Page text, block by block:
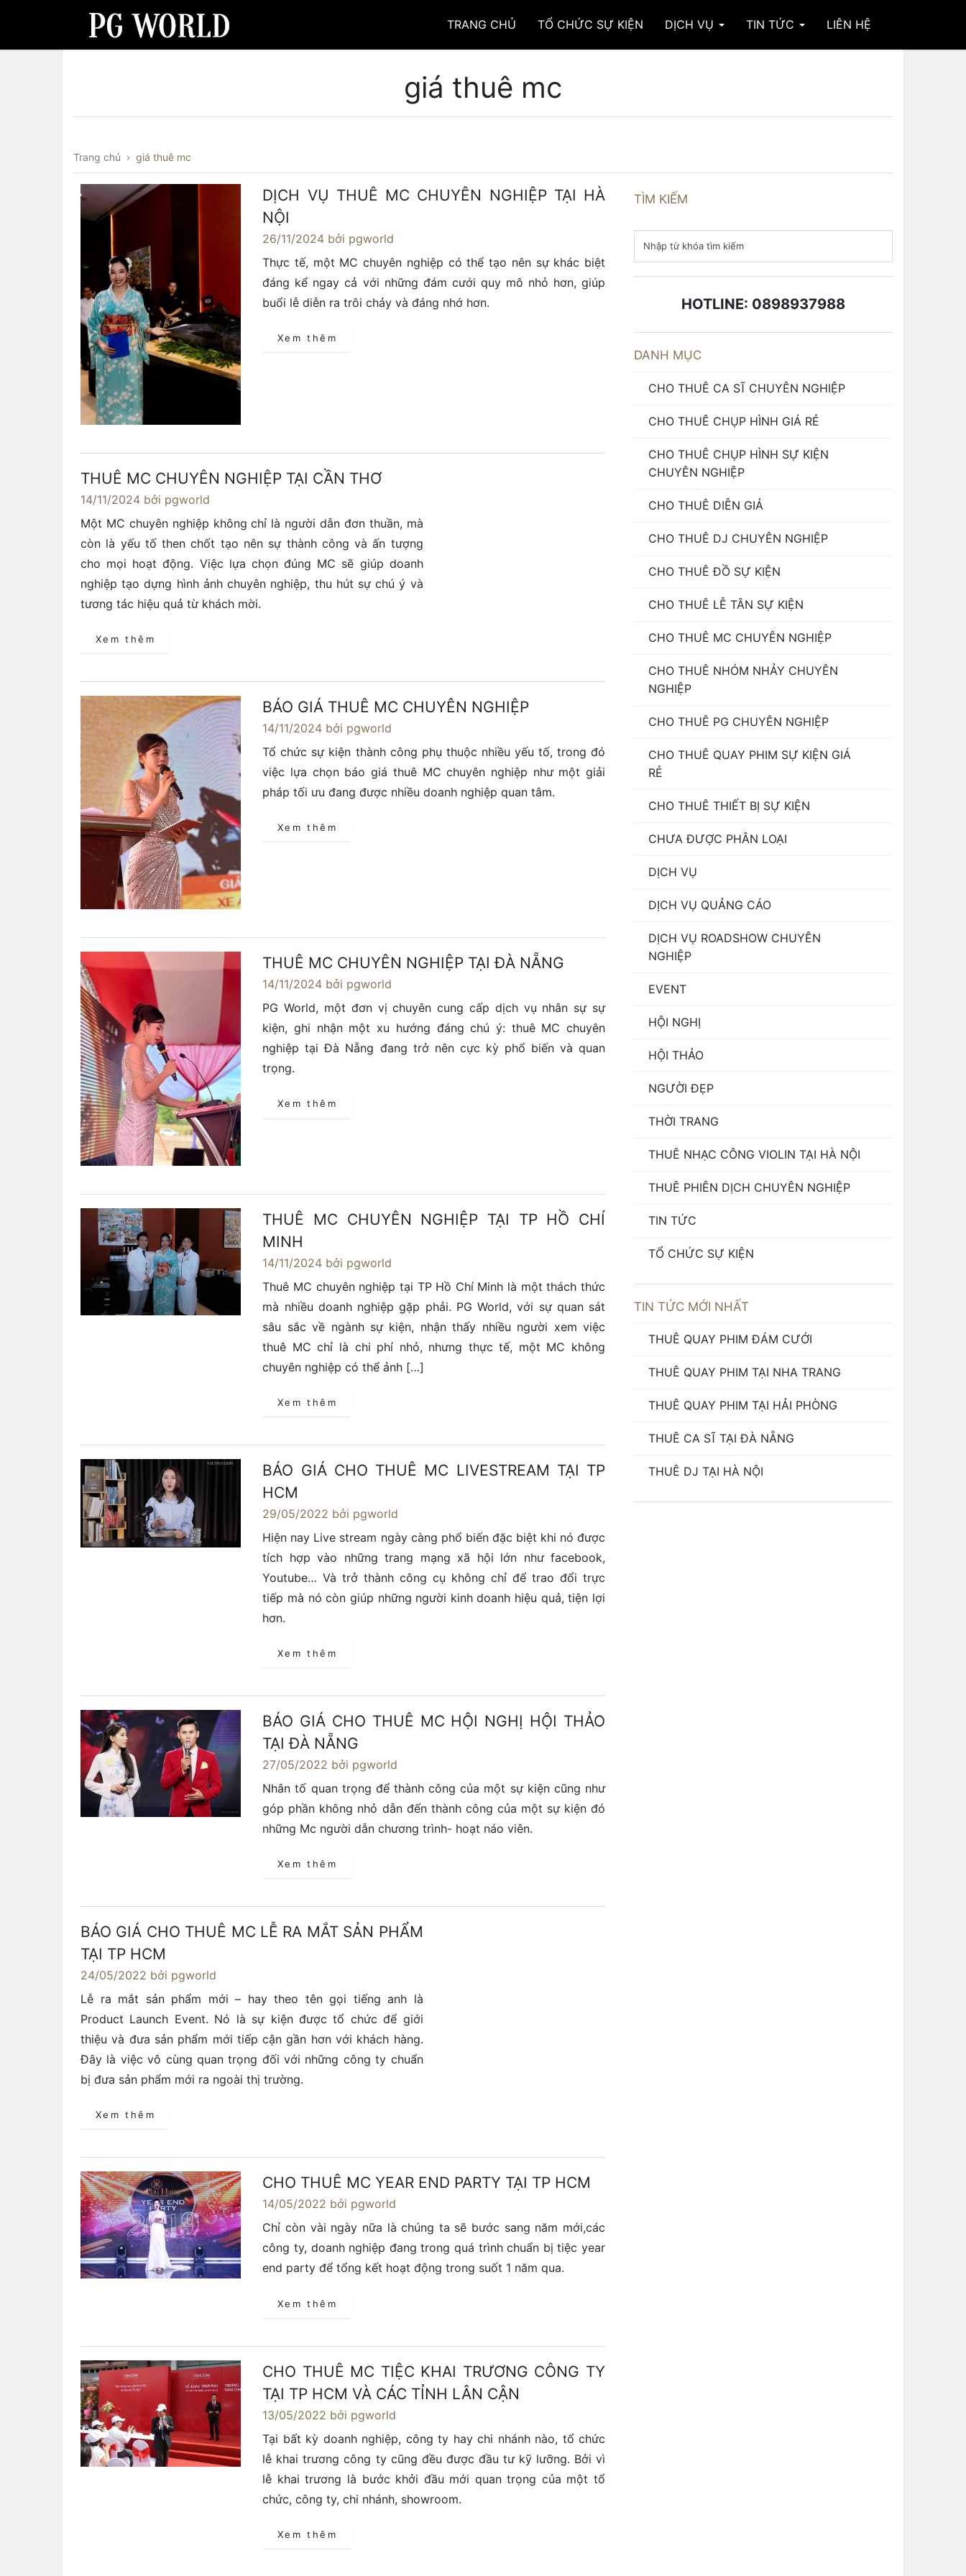
TRANG CHỦ TỔ CHỨC SỰ KIỆN DỊCH VỤ TIN TỨC LIÊN HỆ
giá thuê mc
Trang chủ › giá thuê mc
DỊCH VỤ THUÊ MC CHUYÊN NGHIỆP TẠI HÀ
NỘI
26/11/2024 bởi pgworld
Thực tế, một MC chuyên nghiệp có thể tạo nên sự khác biệt
đáng kể ngay cả với những đám cưới quy mô nhỏ hơn, giúp
buổi lễ diễn ra trôi chảy và đáng nhớ hơn.
Xem thêm
THUÊ MC CHUYÊN NGHIỆP TẠI CẦN THƠ
14/11/2024 bởi pgworld
Một MC chuyên nghiệp không chỉ là người dẫn đơn thuần, mà
còn là yếu tố then chốt tạo nên sự thành công và ấn tượng
cho mọi hoạt động. Việc lựa chọn đúng MC sẽ giúp doanh
nghiệp tạo dựng hình ảnh chuyên nghiệp, thu hút sự chú ý và
tương tác hiệu quả từ khách mời.
Xem thêm
BÁO GIÁ THUÊ MC CHUYÊN NGHIỆP
14/11/2024 bởi pgworld
Tổ chức sự kiện thành công phụ thuộc nhiều yếu tố, trong đó
việc lựa chọn báo giá thuê MC chuyên nghiệp như một giải
pháp tối ưu đang được nhiều doanh nghiệp quan tâm.
Xem thêm
THUÊ MC CHUYÊN NGHIỆP TẠI ĐÀ NẴNG
14/11/2024 bởi pgworld
PG World, một đơn vị chuyên cung cấp dịch vụ nhân sự sự
kiện, ghi nhận một xu hướng đáng chú ý: thuê MC chuyên
nghiệp tại Đà Nẵng đang trở nên cực kỳ phổ biến và quan
trọng.
Xem thêm
THUÊ MC CHUYÊN NGHIỆP TẠI TP HỒ CHÍ
MINH
14/11/2024 bởi pgworld
Thuê MC chuyên nghiệp tại TP Hồ Chí Minh là một thách thức
mà nhiều doanh nghiệp gặp phải. PG World, với sự quan sát
sâu sắc về ngành sự kiện, nhận thấy nhiều người xem việc
thuê MC chỉ là chi phí nhỏ, nhưng thực tế, một MC không
chuyên nghiệp có thể ảnh […]
Xem thêm
BÁO GIÁ CHO THUÊ MC LIVESTREAM TẠI TP
HCM
29/05/2022 bởi pgworld
Hiện nay Live stream ngày càng phổ biến đặc biệt khi nó được
tích hợp vào những trang mạng xã hội lớn như facebook,
Youtube… Và trở thành công cụ không chỉ để trao đổi trực
tiếp mà nó còn giúp những người kinh doanh hiệu quả, tiện lợi
hơn.
Xem thêm
BÁO GIÁ CHO THUÊ MC HỘI NGHỊ HỘI THẢO
TẠI ĐÀ NẴNG
27/05/2022 bởi pgworld
Nhân tố quan trọng để thành công của một sự kiện cũng như
góp phần không nhỏ dẫn đến thành công của một sự kiện đó
những Mc người dẫn chương trình- hoạt náo viên.
Xem thêm
BÁO GIÁ CHO THUÊ MC LỄ RA MẮT SẢN PHẨM
TẠI TP HCM
24/05/2022 bởi pgworld
Lễ ra mắt sản phẩm mới – hay theo tên gọi tiếng anh là
Product Launch Event. Nó là sự kiện được tổ chức để giới
thiệu và đưa sản phẩm mới tiếp cận gần hơn với khách hàng.
Đây là việc vô cùng quan trọng đối với những công ty chuẩn
bị đưa sản phẩm mới ra ngoài thị trường.
Xem thêm
CHO THUÊ MC YEAR END PARTY TẠI TP HCM
14/05/2022 bởi pgworld
Chỉ còn vài ngày nữa là chúng ta sẽ bước sang năm mới,các
công ty, doanh nghiệp đang trong quá trình chuẩn bị tiệc year
end party để tổng kết hoạt động trong suốt 1 năm qua.
Xem thêm
CHO THUÊ MC TIỆC KHAI TRƯƠNG CÔNG TY
TẠI TP HCM VÀ CÁC TỈNH LÂN CẬN
13/05/2022 bởi pgworld
Tại bất kỳ doanh nghiệp, công ty hay chi nhánh nào, tổ chức
lễ khai trương công ty cũng đều được đầu tư kỹ lưỡng. Bởi vì
lễ khai trương là bước khởi đầu mới quan trọng của một tổ
chức, công ty, chi nhánh, showroom.
Xem thêm
TÌM KIẾM
HOTLINE: 0898937988
DANH MỤC
CHO THUÊ CA SĨ CHUYÊN NGHIỆP
CHO THUÊ CHỤP HÌNH GIÁ RẺ
CHO THUÊ CHỤP HÌNH SỰ KIỆN
CHUYÊN NGHIỆP
CHO THUÊ DIỄN GIẢ
CHO THUÊ DJ CHUYÊN NGHIỆP
CHO THUÊ ĐỒ SỰ KIỆN
CHO THUÊ LỄ TÂN SỰ KIỆN
CHO THUÊ MC CHUYÊN NGHIỆP
CHO THUÊ NHÓM NHẢY CHUYÊN
NGHIỆP
CHO THUÊ PG CHUYÊN NGHIỆP
CHO THUÊ QUAY PHIM SỰ KIỆN GIÁ
RẺ
CHO THUÊ THIẾT BỊ SỰ KIỆN
CHƯA ĐƯỢC PHÂN LOẠI
DỊCH VỤ
DỊCH VỤ QUẢNG CÁO
DỊCH VỤ ROADSHOW CHUYÊN
NGHIỆP
EVENT
HỘI NGHỊ
HỘI THẢO
NGƯỜI ĐẸP
THỜI TRANG
THUÊ NHẠC CÔNG VIOLIN TẠI HÀ NỘI
THUÊ PHIÊN DỊCH CHUYÊN NGHIỆP
TIN TỨC
TỔ CHỨC SỰ KIỆN
TIN TỨC MỚI NHẤT
THUÊ QUAY PHIM ĐÁM CƯỚI
THUÊ QUAY PHIM TẠI NHA TRANG
THUÊ QUAY PHIM TẠI HẢI PHÒNG
THUÊ CA SĨ TẠI ĐÀ NẴNG
THUÊ DJ TẠI HÀ NỘI